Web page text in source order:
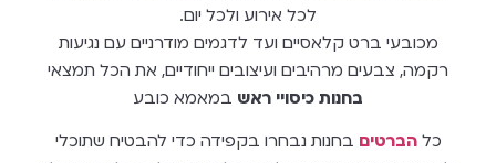
לכל אירוע ולכל יום.
מכובעי ברט קלאסיים ועד לדגמים מודרניים עם נגיעות
רקמה, צבעים מרהיבים ועיצובים ייחודיים, את הכל תמצאי
בחנות כיסויי ראש במאמא כובע
כלהברטים בחנות נבחרו בקפידה כדי להבטיח שתוכלי